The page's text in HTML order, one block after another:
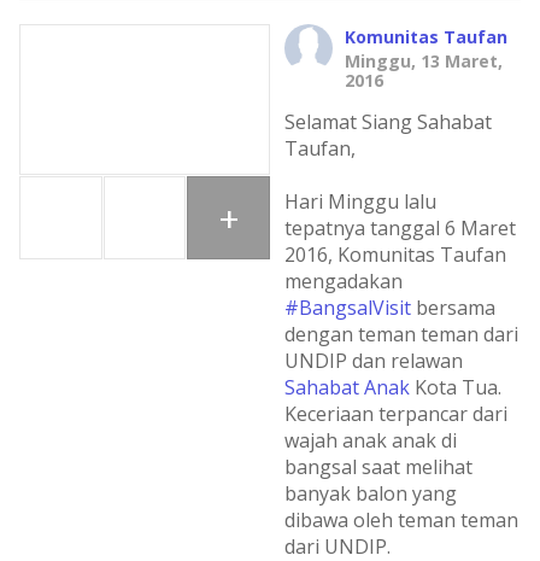
Komunitas Taufan
Minggu, 13 Maret,
2016
Selamat Siang Sahabat
Taufan,
Hari Minggu lalu
tepatnya tanggal 6 Maret
2016, Komunitas Taufan
mengadakan
#BangsalVisit bersama
dengan teman teman dari
UNDIP dan relawan
Sahabat Anak Kota Tua.
Keceriaan terpancar dari
wajah anak anak di
bangsal saat melihat
banyak balon yang
dibawa oleh teman teman
dari UNDIP.
+